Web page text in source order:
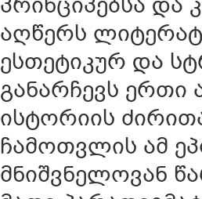
აღწერს
ესთეტიკურ და
განარჩევს ერთი
ისტორიის
ჩამოთვლის ამ
მნიშვნელოვან